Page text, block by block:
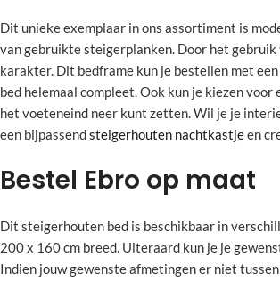
Dit unieke exemplaar in ons assortiment is
van gebruikte steigerplanken. Door het
karakter. Dit bedframe kun je bestellen met
bed helemaal compleet. Ook kun je kiezen
het voeteneind neer kunt zetten. Wil je je
een bijpassendsteigerhouten nachtkastjeen
Bestel Ebro op maat
Dit steigerhouten bed is beschikbaar in
200 x 160 cm breed. Uiteraard kun je je
Indien jouw gewenste afmetingen er niet